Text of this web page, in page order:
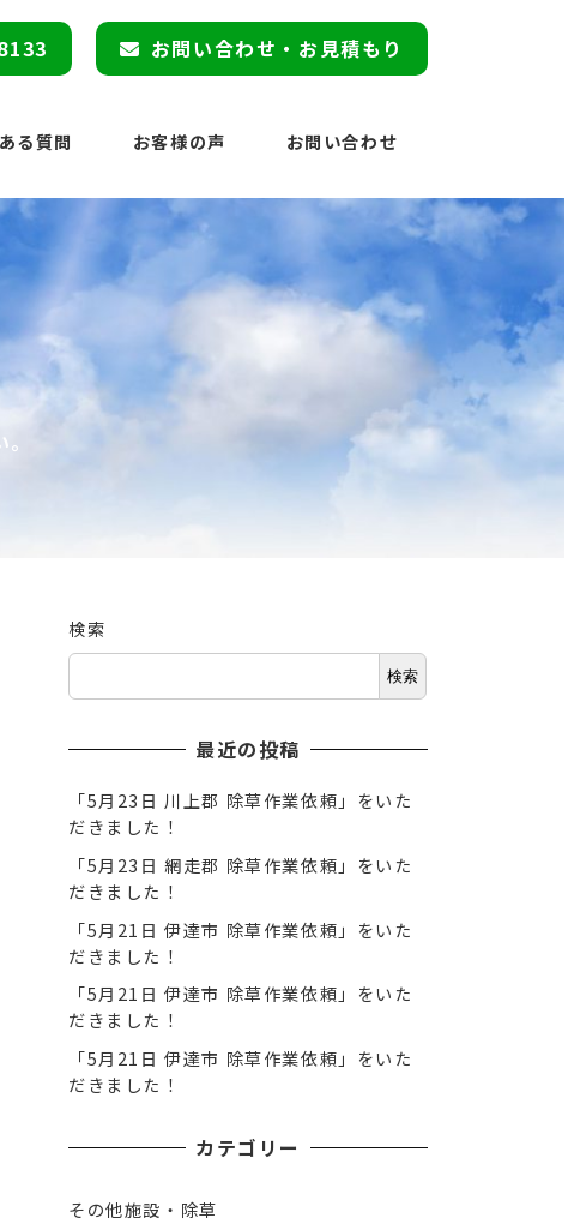
お問い合わせ・お見積もり
る質問 お客様の声 お問い合わせ
検索
検索
最近の投稿
「5月23日 川上郡 除草作業依頼」をいた
だきました！
「5月23日 網走郡 除草作業依頼」をいた
だきました！
「5月21日 伊達市 除草作業依頼」をいた
だきました！
「5月21日 伊達市 除草作業依頼」をいた
だきました！
「5月21日 伊達市 除草作業依頼」をいた
だきました！
カテゴリー
その他施設・除草